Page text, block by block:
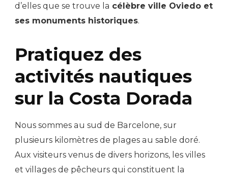
d’elles que se trouve la célèbre ville Oviedo et
ses monuments historiques.
Pratiquez des
activités nautiques
sur la Costa Dorada
Nous sommes au sud de Barcelone, sur
plusieurs kilomètres de plages au sable doré.
Aux visiteurs venus de divers horizons, les villes
et villages de pêcheurs qui constituent la